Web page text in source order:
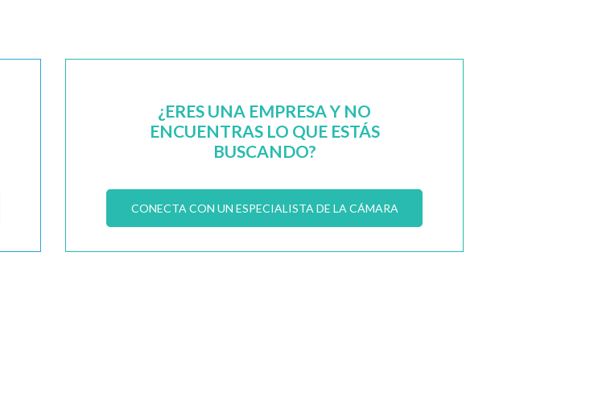
¿ERES UNA EMPRESA Y NO
ENCUENTRAS LO QUE ESTÁS
BUSCANDO?
CONECTA CON UN ESPECIALISTA DE LA CÁMARA